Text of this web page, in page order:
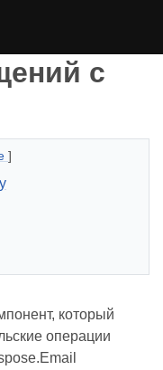
с
]
который
операции